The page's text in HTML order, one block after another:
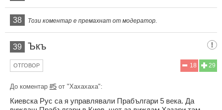
38 Този коментар е премахнат от модератор.
39 Ъкъ
29
18
ОТГОВОР
До коментар #5 от "Хахахаха":
Киевска Рус са я управлявали Прабългари 5 века. Да